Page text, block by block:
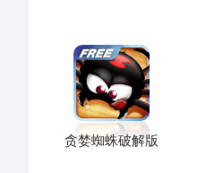
贪婪蜘蛛破解版